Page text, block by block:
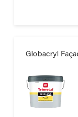
Globacryl